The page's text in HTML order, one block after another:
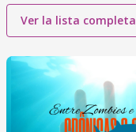
Ver la lista completa